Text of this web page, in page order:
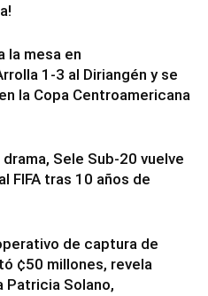
la mesa en
1-3 al Diriangén y se
la Copa Centroamericana
drama, Sele Sub-20 vuelve
FIFA tras 10 años de
de captura de
¢50 millones, revela
Patricia Solano,